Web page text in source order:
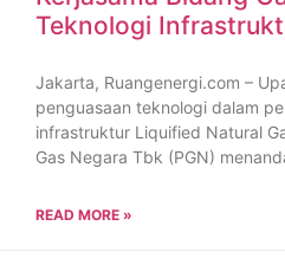
Teknologi
Jakarta, Ruangenergi.com –
penguasaan teknologi dalam
infrastruktur Liquified Natural
Gas Negara Tbk (PGN)
READ MORE »